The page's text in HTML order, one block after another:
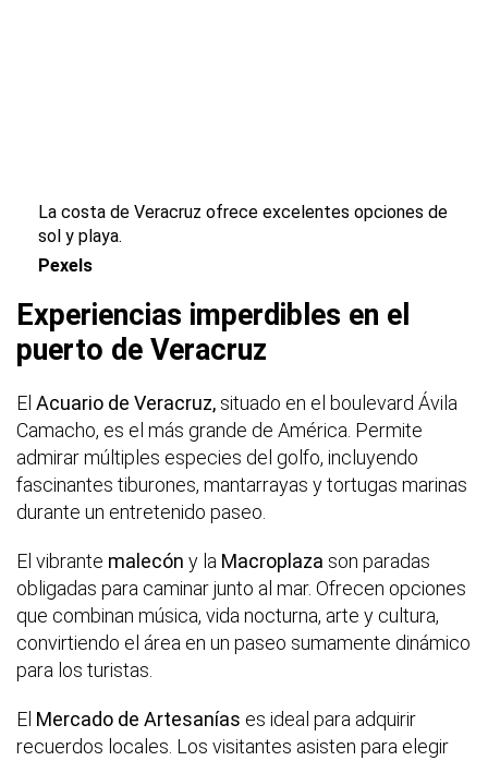
La costa de Veracruz ofrece excelentes opciones de
sol y playa.
Pexels
Experiencias imperdibles en el
puerto de Veracruz
El Acuario de Veracruz, situado en el boulevard Ávila
Camacho, es el más grande de América. Permite
admirar múltiples especies del golfo, incluyendo
fascinantes tiburones, mantarrayas y tortugas marinas
durante un entretenido paseo.
El vibrante malecón y la Macroplaza son paradas
obligadas para caminar junto al mar. Ofrecen opciones
que combinan música, vida nocturna, arte y cultura,
convirtiendo el área en un paseo sumamente dinámico
para los turistas.
El Mercado de Artesanías es ideal para adquirir
recuerdos locales. Los visitantes asisten para elegir